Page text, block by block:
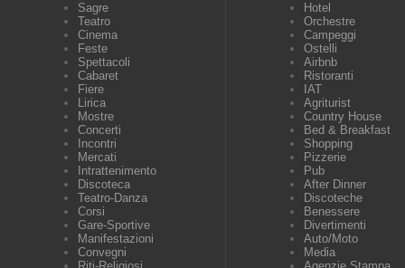
Sagre
Teatro
Cinema
Feste
Spettacoli
Cabaret
Fiere
Lirica
Mostre
Concerti
Incontri
Mercati
Intrattenimento
Discoteca
Teatro-Danza
Corsi
Gare-Sportive
Manifestazioni
Convegni
Hotel
Orchestre
Campeggi
Ostelli
Airbnb
Ristoranti
IAT
Agriturist
Country House
Bed & Breakfast
Shopping
Pizzerie
Pub
After Dinner
Discoteche
Benessere
Divertimenti
Auto/Moto
Media